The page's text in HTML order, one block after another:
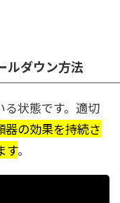
ルダウン方法
状態です。適切
器の効果を持続さ
す。